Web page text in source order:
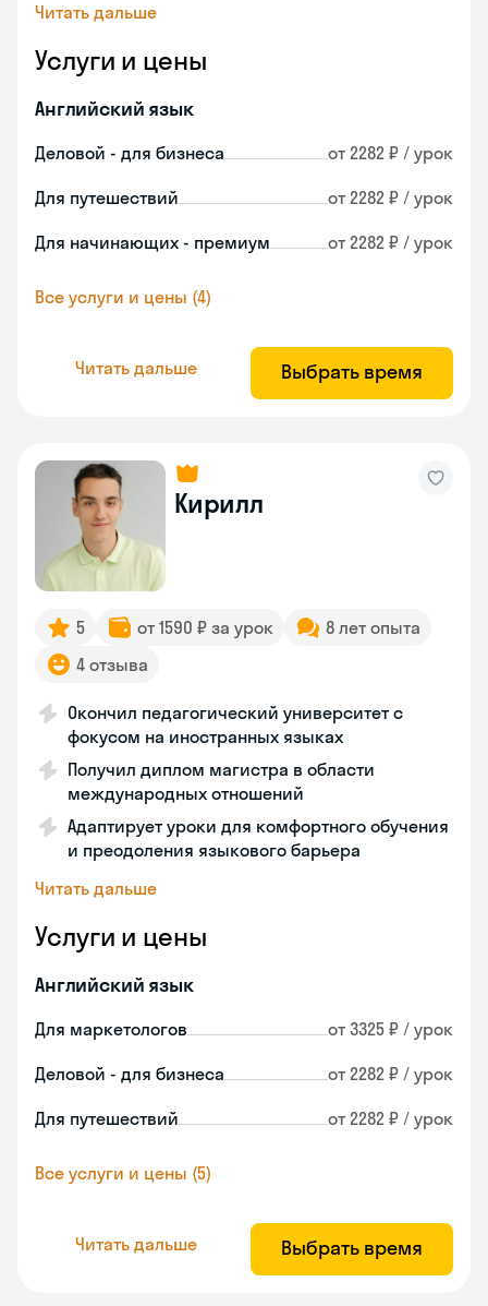
Читать дальше
Услуги и цены
Английский язык
Деловой - для бизнеса от 2282 ₽ / урок
Для путешествий от 2282 ₽ / урок
Для начинающих - премиум от 2282 ₽ / урок
Все услуги и цены (4)
Читать дальше Выбрать время
Кирилл
5 от 1590 ₽ за урок
8 лет опыта
4 отзыва
Окончил педагогический университет с
фокусом на иностранных языках
Получил диплом магистра в области
международных отношений
Адаптирует уроки для комфортного обучения
и преодоления языкового барьера
Читать дальше
Услуги и цены
Английский язык
Для маркетологов от 3325 ₽ / урок
Деловой - для бизнеса от 2282 ₽ / урок
Для путешествий от 2282 ₽ / урок
Все услуги и цены (5)
Читать дальше Выбрать время